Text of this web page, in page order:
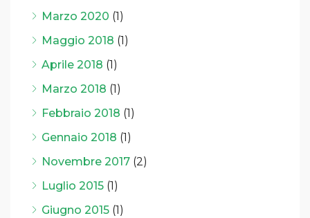
Marzo 2020 (1)
Maggio 2018 (1)
Aprile 2018 (1)
Marzo 2018 (1)
Febbraio 2018 (1)
Gennaio 2018 (1)
Novembre 2017 (2)
Luglio 2015 (1)
Giugno 2015 (1)